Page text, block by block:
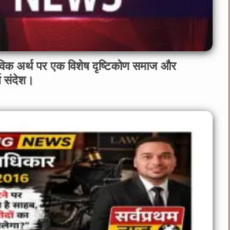
अर्थ पर एक विशेष दृष्टिकोण समाज और
संदेश।